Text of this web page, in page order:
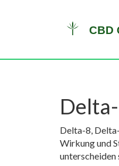
Delta-8,
Wirkung und
unterscheiden